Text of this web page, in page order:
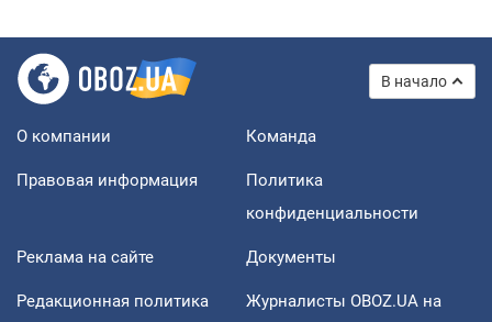
В начало
О компании Команда
Правовая информация
Политика
конфиденциальности
Реклама на сайте Документы
Редакционная политика
Журналисты OBOZ.UA на